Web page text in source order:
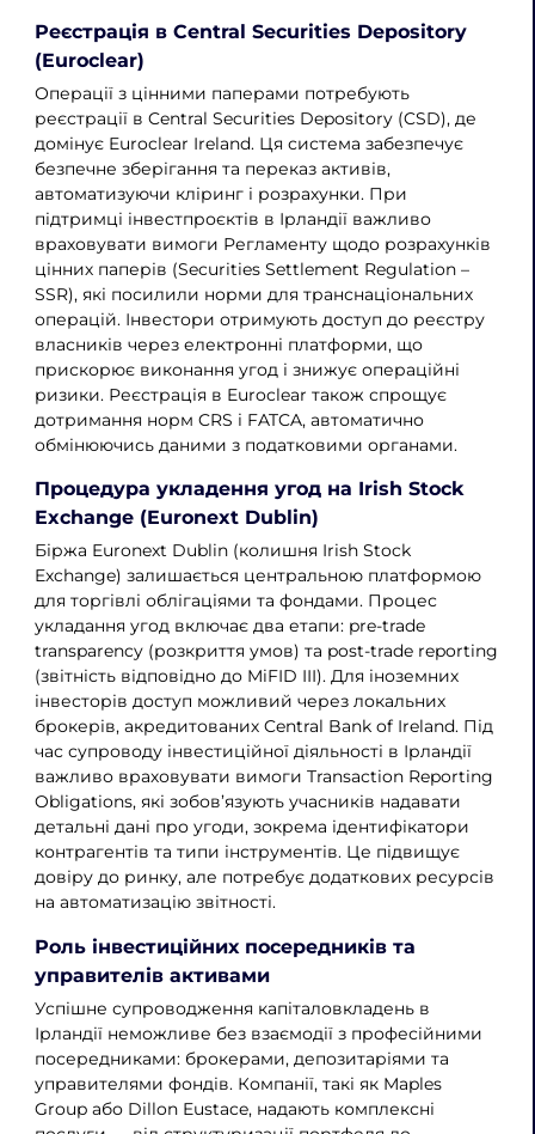
Реєстрація в Central Securities Depository
(Euroclear)
Операції з цінними паперами потребують
реєстрації в Central Securities Depository (CSD), де
домінує Euroclear Ireland. Ця система забезпечує
безпечне зберігання та переказ активів,
автоматизуючи кліринг і розрахунки. При
підтримці інвестпроєктів в Ірландії важливо
враховувати вимоги Регламенту щодо розрахунків
цінних паперів (Securities Settlement Regulation –
SSR), які посилили норми для транснаціональних
операцій. Інвестори отримують доступ до реєстру
власників через електронні платформи, що
прискорює виконання угод і знижує операційні
ризики. Реєстрація в Euroclear також спрощує
дотримання норм CRS і FATCA, автоматично
обмінюючись даними з податковими органами.
Процедура укладення угод на Irish Stock
Exchange (Euronext Dublin)
Біржа Euronext Dublin (колишня Irish Stock
Exchange) залишається центральною платформою
для торгівлі облігаціями та фондами. Процес
укладання угод включає два етапи: pre-trade
transparency (розкриття умов) та post-trade reporting
(звітність відповідно до MiFID III). Для іноземних
інвесторів доступ можливий через локальних
брокерів, акредитованих Central Bank of Ireland. Під
час супроводу інвестиційної діяльності в Ірландії
важливо враховувати вимоги Transaction Reporting
Obligations, які зобов’язують учасників надавати
детальні дані про угоди, зокрема ідентифікатори
контрагентів та типи інструментів. Це підвищує
довіру до ринку, але потребує додаткових ресурсів
на автоматизацію звітності.
Роль інвестиційних посередників та
управителів активами
Успішне супроводження капіталовкладень в
Ірландії неможливе без взаємодії з професійними
посередниками: брокерами, депозитаріями та
управителями фондів. Компанії, такі як Maples
Group або Dillon Eustace, надають комплексні